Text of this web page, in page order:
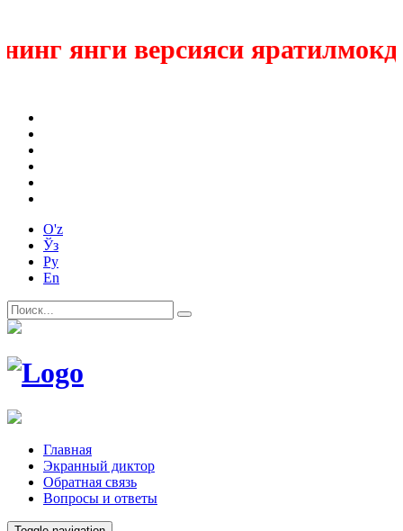
янги версияси яратилмокда
O'z
Ўз
Ру
En
Главная
Экранный диктор
Обратная связь
Вопросы и ответы